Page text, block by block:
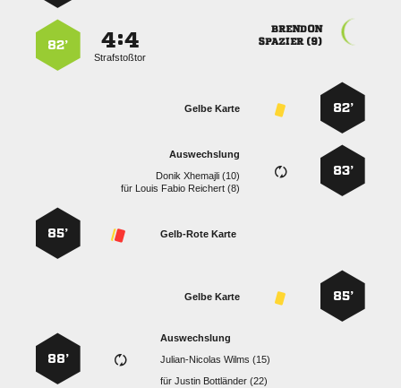

 
:
Strafstoßtor
82’
82’
Gelbe Karte
83’
Auswechslung
  
für    
Gelb-Rote Karte
85’
85’
Gelbe Karte
Auswechslung
  
für  
88’